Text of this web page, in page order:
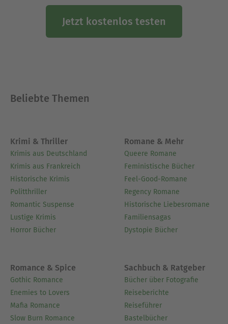
Jetzt kostenlos testen
Beliebte Themen
Krimi & Thriller
Krimis aus Deutschland
Krimis aus Frankreich
Historische Krimis
Politthriller
Romantic Suspense
Lustige Krimis
Horror Bücher
Romane & Mehr
Queere Romane
Feministische Bücher
Feel-Good-Romane
Regency Romane
Historische Liebesromane
Familiensagas
Dystopie Bücher
Romance & Spice
Gothic Romance
Enemies to Lovers
Mafia Romance
Slow Burn Romance
Sachbuch & Ratgeber
Bücher über Fotografie
Reiseberichte
Reiseführer
Bastelbücher